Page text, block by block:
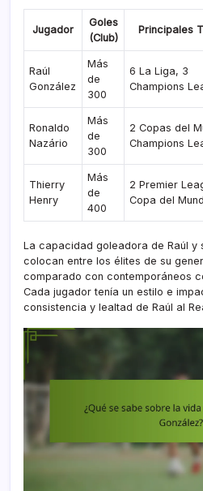
Jugador
Goles
(Club)
Principales
Raúl
González
Más
de
300
6 La Liga, 3
Champions
Ronaldo
Nazário
Más
de
300
2 Copas del
Champions
Thierry
Henry
Más
de
400
2 Premier
Copa del
La capacidad goleadora de Raúl y
colocan entre los élites de su
comparado con contemporáneos
Cada jugador tenía un estilo e
consistencia y lealtad de Raúl al